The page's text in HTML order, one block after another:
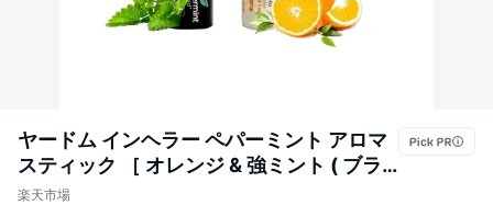
ヤードム インヘラー ペパーミント アロマ
スティック ［ オレンジ & 強ミント ( ブラ
ック )］ 2種類 メントール メンソール ノー
楽天市場